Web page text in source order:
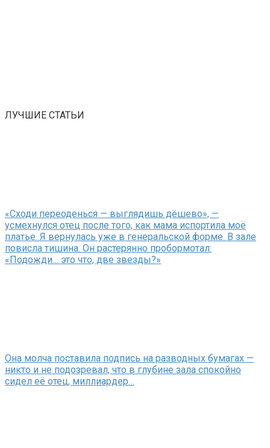
ЛУЧШИЕ СТАТЬИ
«Сходи переоденься — выглядишь дёшево», —
усмехнулся отец после того, как мама испортила моё
платье. Я вернулась уже в генеральской форме. В зале
повисла тишина. Он растерянно пробормотал:
«Подожди… это что, две звезды?»
Она молча поставила подпись на разводных бумагах —
никто и не подозревал, что в глубине зала спокойно
сидел её отец, миллиардер…